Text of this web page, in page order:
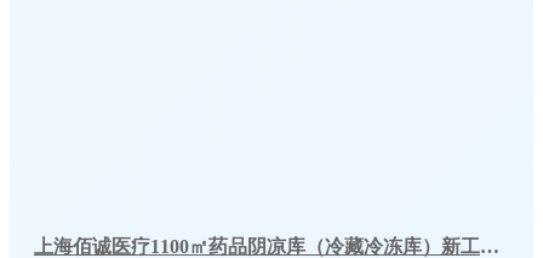
上海佰诚医疗1100㎡药品阴凉库（冷藏冷冻库）新工程案例